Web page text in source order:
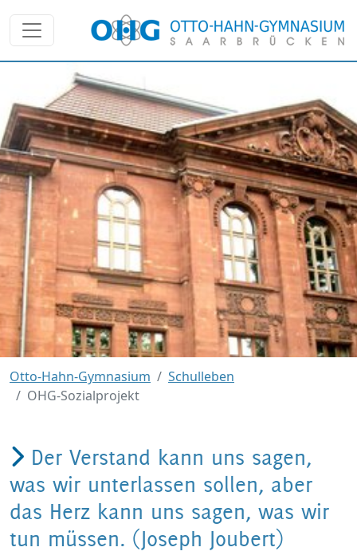
Otto-Hahn-Gymnasium
Schulleben
OHG-Sozialprojekt
Der Verstand kann uns sagen,
was wir unterlassen sollen, aber
das Herz kann uns sagen, was wir
tun müssen. (Joseph Joubert)